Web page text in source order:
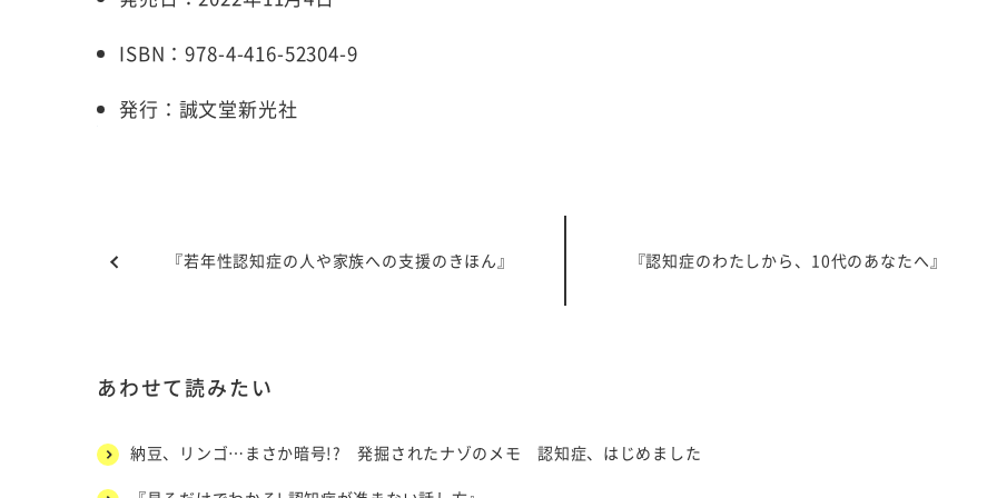
ISBN：978-4-416-52304-9
発行：誠文堂新光社
『若年性認知症の人や家族への支援のきほん』 『認知症のわたしから、10代のあなたへ』
あわせて読みたい
納豆、リンゴ…まさか暗号!? 発掘されたナゾのメモ 認知症、はじめました